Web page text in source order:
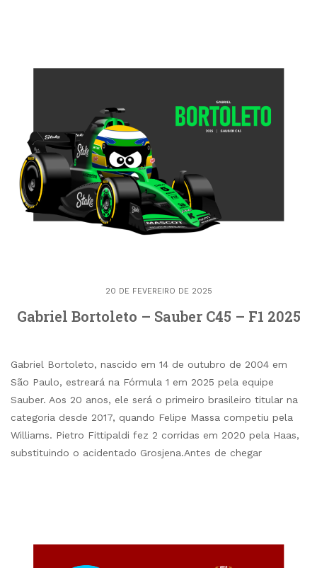
20 DE FEVEREIRO DE 2025
Gabriel Bortoleto – Sauber C45 – F1 2025
Gabriel Bortoleto, nascido em 14 de outubro de 2004 em
São Paulo, estreará na Fórmula 1 em 2025 pela equipe
Sauber. Aos 20 anos, ele será o primeiro brasileiro titular na
categoria desde 2017, quando Felipe Massa competiu pela
Williams. Pietro Fittipaldi fez 2 corridas em 2020 pela Haas,
substituindo o acidentado Grosjena.Antes de chegar